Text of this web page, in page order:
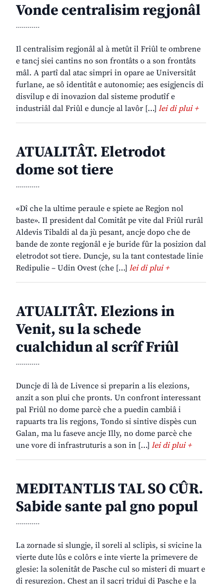
Vonde centralisim regjonâl
............
Il centralisim regjonâl al à metût il Friûl te ombrene
e tancj siei cantins no son frontâts o a son frontâts
mâl. A partî dal atac simpri in opare ae Universitât
furlane, ae sô identitât e autonomie; aes esigjencis di
disvilup e di inovazion dal sisteme produtîf e
industriâl dal Friûl e duncje al lavôr […] lei di plui +
ATUALITÂT. Eletrodot
dome sot tiere
............
«Dî che la ultime peraule e spiete ae Regjon nol
baste». Il president dal Comitât pe vite dal Friûl rurâl
Aldevis Tibaldi al da jù pesant, ancje dopo che de
bande de zonte regjonâl e je buride fûr la posizion dal
eletrodot sot tiere. Duncje, su la tant contestade linie
Redipulie – Udin Ovest (che […] lei di plui +
ATUALITÂT. Elezions in
Venit, su la schede
cualchidun al scrîf Friûl
............
Duncje di là de Livence si preparin a lis elezions,
anzit a son plui che pronts. Un confront interessant
pal Friûl no dome parcè che a puedin cambiâ i
rapuarts tra lis regjons, Tondo si sintive dispès cun
Galan, ma lu faseve ancje Illy, no dome parcè che
une vore di infrastruturis a son in […] lei di plui +
MEDITANTLIS TAL SO CÛR.
Sabide sante pal gno popul
............
La zornade si slungje, il soreli al sclipìs, si svicine la
vierte dute lûs e colôrs e inte vierte la primevere de
glesie: la solenitât de Pasche cul so misteri di muart e
di resurezion. Chest an il sacri tridui di Pasche e la